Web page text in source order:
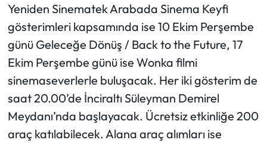
Yeniden Sinematek Arabada Sinema Keyfi
gösterimleri kapsamında ise 10 Ekim Perşembe
günü Geleceğe Dönüş / Back to the Future, 17
Ekim Perşembe günü ise Wonka filmi
sinemaseverlerle buluşacak. Her iki gösterim de
saat 20.00’de İnciraltı Süleyman Demirel
Meydanı’nda başlayacak. Ücretsiz etkinliğe 200
araç katılabilecek. Alana araç alımları ise